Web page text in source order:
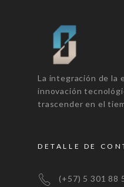
La integración de la
innovación
trascender en el
DETALLE DE
(+57) 5 301 88